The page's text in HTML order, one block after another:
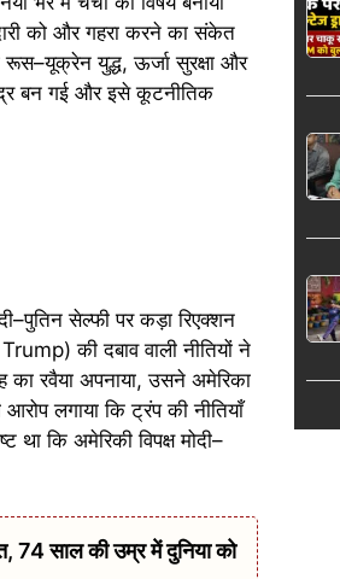
को और गहरा करने का संकेत
युद्ध, ऊर्जा सुरक्षा और
बन गई और इसे कूटनीतिक
सेल्फी पर कड़ा रिएक्शन
की दबाव वाली नीतियों ने
रवैया अपनाया, उसने अमेरिका
लगाया कि ट्रंप की नीतियाँ
कि अमेरिकी विपक्ष मोदी–
74 साल की उम्र में दुनिया को